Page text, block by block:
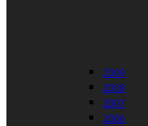
2009
2008
2007
2006